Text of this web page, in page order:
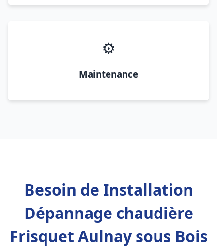
⚙️
Maintenance
Besoin de Installation
Dépannage chaudière
Frisquet Aulnay sous Bois